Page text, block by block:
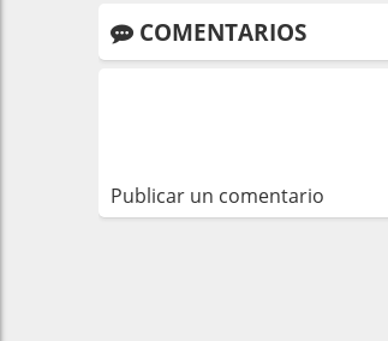
COMENTARIOS
Publicar un comentario